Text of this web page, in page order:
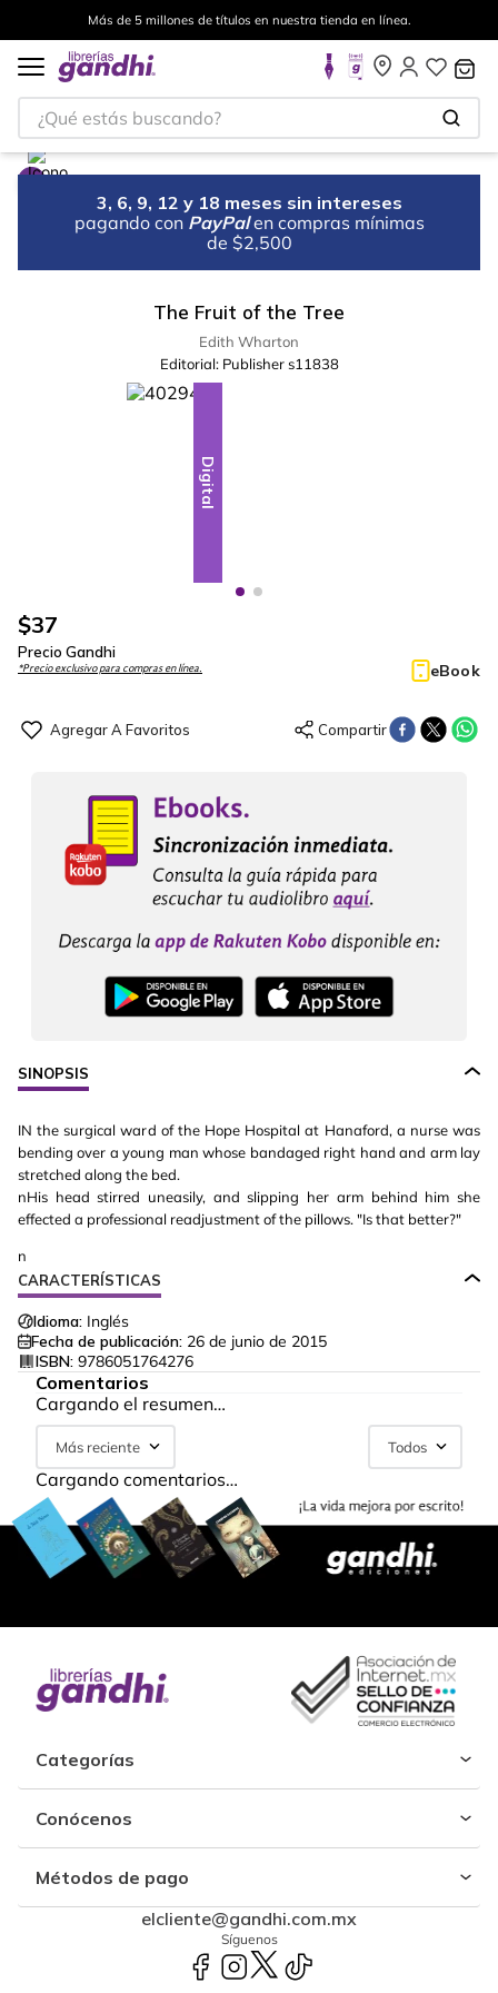
Más de 5 millones de títulos en nuestra tienda en línea.
¿Qué estás buscando?
3, 6, 9, 12 y 18 meses sin intereses
pagando con PayPal en compras mínimas
de $2,500
The Fruit of the Tree
Edith Wharton
Editorial: Publisher s11838
Digital
$37
Precio Gandhi
*Precio exclusivo para compras en línea. eBook
SINOPSIS
IN the surgical ward of the Hope Hospital at Hanaford, a nurse was
bending over a young man whose bandaged right hand and arm lay
stretched along the bed.
nHis head stirred uneasily, and slipping her arm behind him she
effected a professional readjustment of the pillows. "Is that better?"
n
CARACTERÍSTICAS
Idioma: Inglés
Fecha de publicación: 26 de junio de 2015
ISBN: 9786051764276
Comentarios
Cargando el resumen…
Más reciente Todos
Cargando comentarios…
Categorías
Conócenos
Métodos de pago
elcliente@gandhi.com.mx
Síguenos